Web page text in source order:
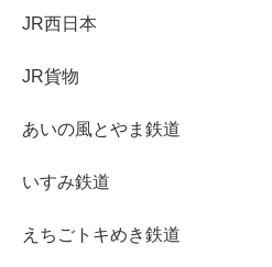
JR西日本
JR貨物
あいの風とやま鉄道
いすみ鉄道
えちごトキめき鉄道